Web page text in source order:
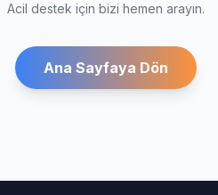
Acil destek için bizi hemen arayın.
Ana Sayfaya Dön